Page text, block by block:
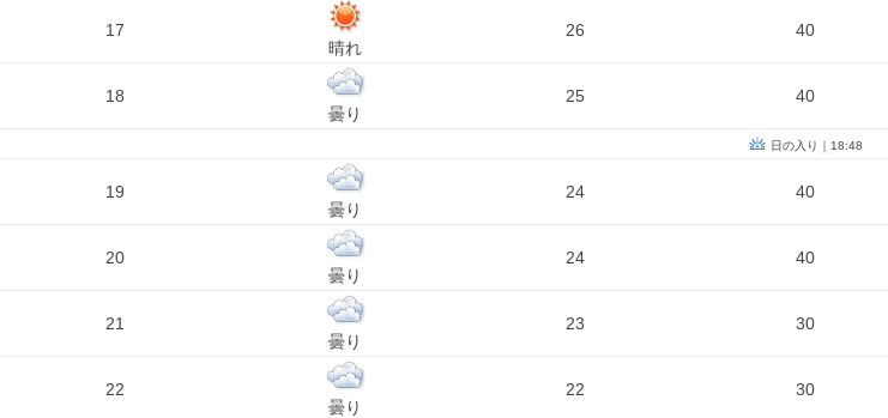
17
晴れ
26 40
18
曇り
25 40
日の入り｜18:48
19
曇り
24 40
20
曇り
24 40
21
曇り
23 30
22
曇り
22 30